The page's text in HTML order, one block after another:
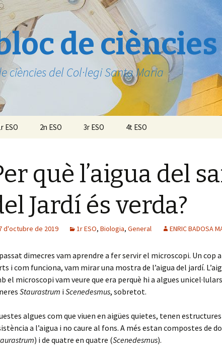
de ciències
ciències del Col·legi Santa Maria
ESO 2n ESO 3r ESO 4t ESO
què l’aigua del
Jardí és verda?
d'octubre de 2019 1r ESO, Biologia, General ENRIC BADOSA
dimecres vam aprendre a fer servir el microscopi. Un cop
i com funciona, vam mirar una mostra de l’aigua del jardí.
el microscopi vam veure que era perquè hi a algues
Staurastrum i Scenedesmus, sobretot.
algues com que viuen en aigües quietes, tenen
a l’aigua i no caure al fons. A més estan compostes de
) i de quatre en quatre (Scenedesmus).